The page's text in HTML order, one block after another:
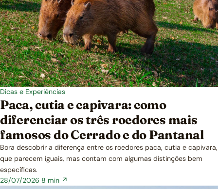
Dicas e Experiências
Paca, cutia e capivara: como
diferenciar os três roedores mais
famosos do Cerrado e do Pantanal
Bora descobrir a diferença entre os roedores paca, cutia e capivara,
que parecem iguais, mas contam com algumas distinções bem
específicas.
28/07/2026 8 min ↗